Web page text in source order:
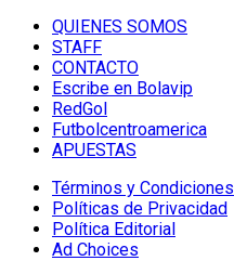
QUIENES SOMOS
STAFF
CONTACTO
Escribe en Bolavip
RedGol
Futbolcentroamerica
APUESTAS
Términos y Condiciones
Políticas de Privacidad
Política Editorial
Ad Choices